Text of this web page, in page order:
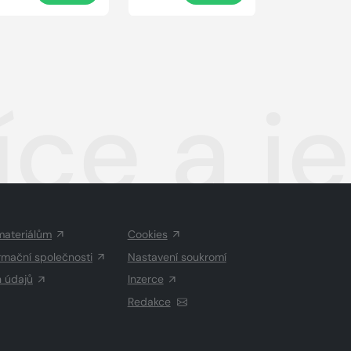
a
společnosti
údajů
Cookies
Nastavení soukromí
Inzerce
Redakce